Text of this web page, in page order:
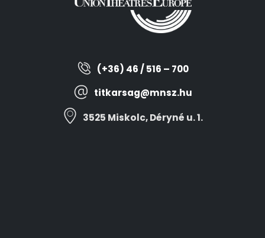
(+36) 46 / 516 – 700
titkarsag@mnsz.hu
3525 Miskolc, Déryné u. 1.